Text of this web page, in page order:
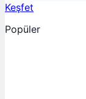
Keşfet
Popüler